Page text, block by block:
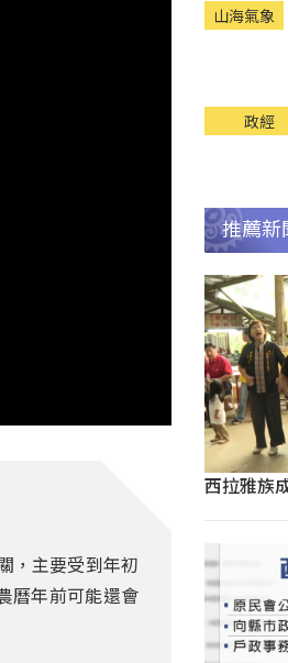
，主要受到年初
曆年前可能還會
山海氣象
政經
推薦新
西拉雅族